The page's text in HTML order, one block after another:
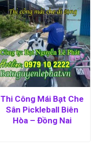
Thi Công Mái Bạt Che
Sân Pickleball Biên
Hòa – Đồng Nai